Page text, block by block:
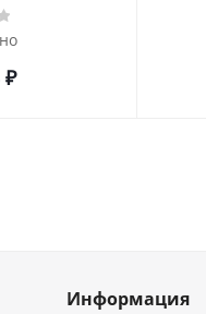
₽
Информация